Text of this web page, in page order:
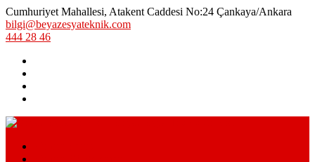
Cumhuriyet Mahallesi, Atakent Caddesi No:24 Çankaya/Ankara
bilgi@beyazesyateknik.com
444 28 46